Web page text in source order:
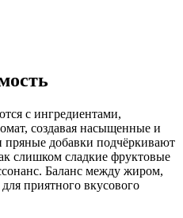
с ингредиентами,
создавая насыщенные и
добавки подчёркивают
слишком сладкие фруктовые
Баланс между жиром,
приятного вкусового